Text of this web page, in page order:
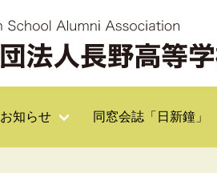
お知らせ 同窓会誌「日新鐘」